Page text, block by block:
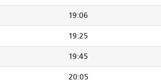
19:06
19:25
19:45
20:05